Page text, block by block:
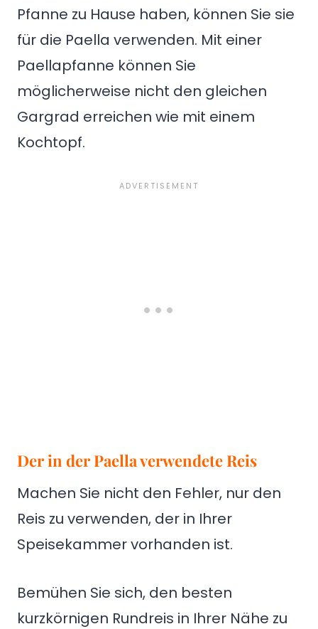
Pfanne zu Hause haben, können Sie sie
für die Paella verwenden. Mit einer
Paellapfanne können Sie
möglicherweise nicht den gleichen
Gargrad erreichen wie mit einem
Kochtopf.
Der in der Paella verwendete Reis
Machen Sie nicht den Fehler, nur den
Reis zu verwenden, der in Ihrer
Speisekammer vorhanden ist.
Bemühen Sie sich, den besten
kurzkörnigen Rundreis in Ihrer Nähe zu